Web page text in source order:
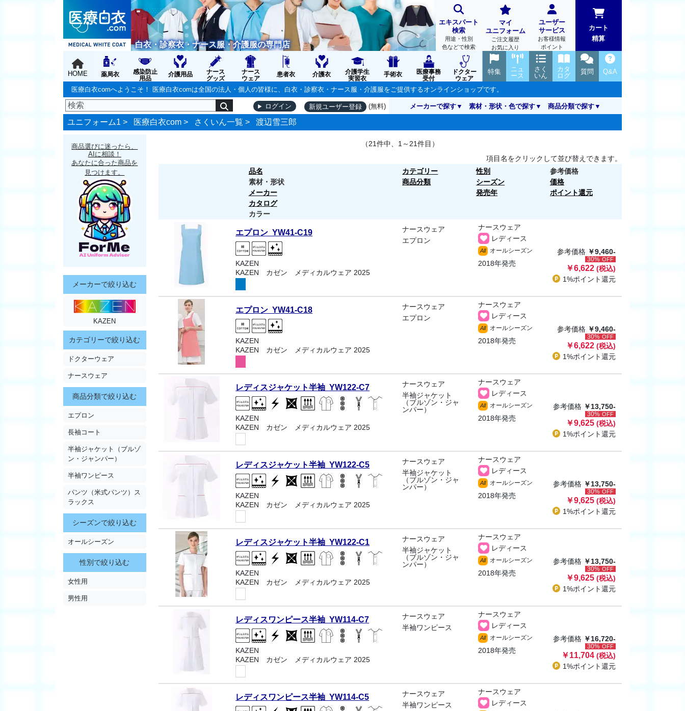
白衣・診察衣・ナース服・介護服の専門店
エキスパート
検索
用途・性別
色などで検索
マイ
ユニフォーム
ご注文履歴
お気に入り
ユーザー
サービス
お客様情報
ポイント
カート
精算
HOME 薬局衣
感染防止
用品
介護用品
ナース
グッズ
ナース
ウェア
患者衣 介護衣
介護学生
実習衣
手術衣
医療事務
受付
ドクター
ウェア
Q&A
質問
カタ
ログ
さく
いん
ニュ
ース
特集
医療白衣comへようこそ！ 医療白衣comは全国の法人・個人の皆様に、白衣・診察衣・ナース服・介護服をご提供するオンラインショップです。
ログイン 新規ユーザー登録 (無料) メーカーで探す 素材・形状・色で探す 商品分類で探す
ユニフォーム1 > 医療白衣com > さくいん一覧 > 渡辺雪三郎
商品選びに迷ったら、
AIに相談！
あなたに合った商品を
見つけます。
メーカーで絞り込む
KAZEN
カテゴリーで絞り込む
ドクターウェア
ナースウェア
商品分類で絞り込む
エプロン
長袖コート
半袖ジャケット（ブルゾ
ン・ジャンパー）
半袖ワンピース
パンツ（米式パンツ）ス
ラックス
シーズンで絞り込む
オールシーズン
性別で絞り込む
女性用
男性用
（21件中、1～21件目）
項目名をクリックして並び替えできます。
品名
素材・形状
メーカー
カタログ
カラー
カテゴリー
商品分類
性別
シーズン
発売年
参考価格
価格
ポイント還元
エプロン YW41-C19
KAZEN
KAZEN カゼン メディカルウェア 2025
ナースウェア
エプロン
ナースウェア
レディース
All オールシーズン
2018年発売
参考価格 ￥9,460-
30% OFF
￥6,622 (税込)
1%ポイント還元
エプロン YW41-C18
KAZEN
KAZEN カゼン メディカルウェア 2025
ナースウェア
エプロン
ナースウェア
レディース
All オールシーズン
2018年発売
参考価格 ￥9,460-
30% OFF
￥6,622 (税込)
1%ポイント還元
レディスジャケット半袖 YW122-C7
KAZEN
KAZEN カゼン メディカルウェア 2025
ナースウェア
半袖ジャケット
（ブルゾン・ジャ
ンパー）
ナースウェア
レディース
All オールシーズン
2018年発売
参考価格 ￥13,750-
30% OFF
￥9,625 (税込)
1%ポイント還元
レディスジャケット半袖 YW122-C5
KAZEN
KAZEN カゼン メディカルウェア 2025
ナースウェア
半袖ジャケット
（ブルゾン・ジャ
ンパー）
ナースウェア
レディース
All オールシーズン
2018年発売
参考価格 ￥13,750-
30% OFF
￥9,625 (税込)
1%ポイント還元
レディスジャケット半袖 YW122-C1
KAZEN
KAZEN カゼン メディカルウェア 2025
ナースウェア
半袖ジャケット
（ブルゾン・ジャ
ンパー）
ナースウェア
レディース
All オールシーズン
2018年発売
参考価格 ￥13,750-
30% OFF
￥9,625 (税込)
1%ポイント還元
レディスワンピース半袖 YW114-C7
KAZEN
KAZEN カゼン メディカルウェア 2025
ナースウェア
半袖ワンピース
ナースウェア
レディース
All オールシーズン
2018年発売
参考価格 ￥16,720-
30% OFF
￥11,704 (税込)
1%ポイント還元
レディスワンピース半袖 YW114-C5
ナースウェア
半袖ワンピース
ナースウェア
レディース